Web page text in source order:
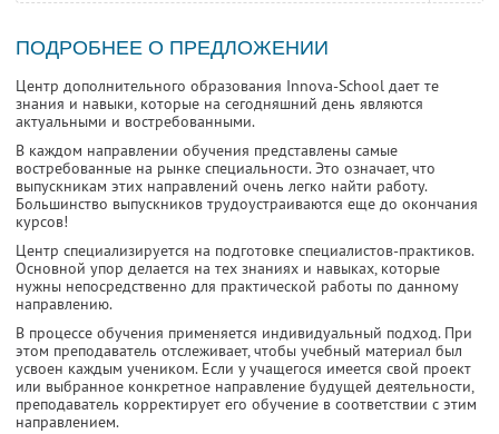
ПОДРОБНЕЕ О ПРЕДЛОЖЕНИИ
Центр дополнительного образования Innova-School дает те
знания и навыки, которые на сегодняшний день являются
актуальными и востребованными.
В каждом направлении обучения представлены самые
востребованные на рынке специальности. Это означает, что
выпускникам этих направлений очень легко найти работу.
Большинство выпускников трудоустраиваются еще до окончания
курсов!
Центр специализируется на подготовке специалистов-практиков.
Основной упор делается на тех знаниях и навыках, которые
нужны непосредственно для практической работы по данному
направлению.
В процессе обучения применяется индивидуальный подход. При
этом преподаватель отслеживает, чтобы учебный материал был
усвоен каждым учеником. Если у учащегося имеется свой проект
или выбранное конкретное направление будущей деятельности,
преподаватель корректирует его обучение в соответствии с этим
направлением.